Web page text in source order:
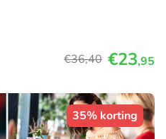
€36,40 €23,95
35% korting